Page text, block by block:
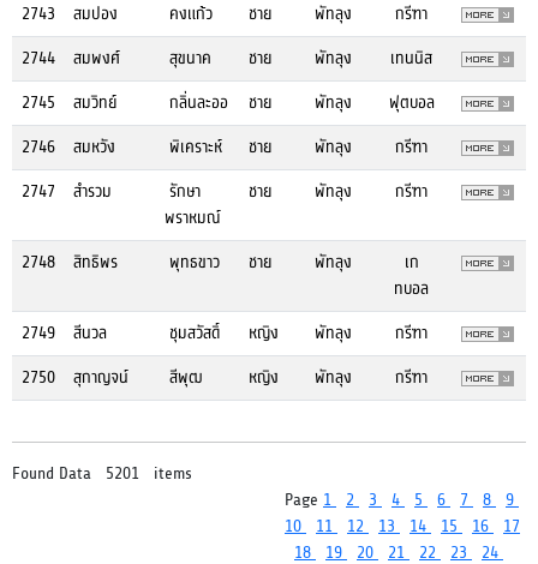
2743
สมปอง คงแก้ว ชาย พัทลุง
กรีฑา
2744
สมพงศ์ สุขนาค ชาย พัทลุง
เทนนิส
2745
สมวิทย์ กลิ่นละออ ชาย พัทลุง
ฟุตบอล
2746
สมหวัง พิเคราะห์ ชาย พัทลุง
กรีฑา
2747
สำรวม
รักษา
พราหมณ์
ชาย พัทลุง กรีฑา
2748 สิทธิพร พุทธขาว ชาย พัทลุง
เก
ทบอล
2749
สีนวล ชุมสวัสดิ์ หญิง พัทลุง
กรีฑา
2750
สุกาญจน์ สีพุฒ หญิง พัทลุง กรีฑา
Found Data 5201 items
Page 1 2 3 4 5 6 7 8 9
10
11 12 13 14 15 16
17
18
19 20 21 22 23 24